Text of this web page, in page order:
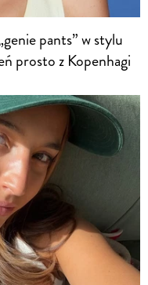
pants” w stylu
prosto z Kopenhagi